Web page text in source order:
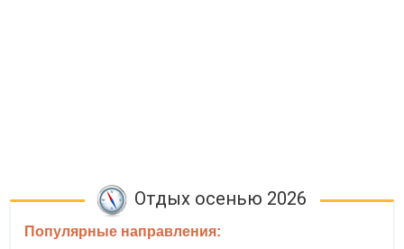
Отдых осенью 2026
Популярные направления: